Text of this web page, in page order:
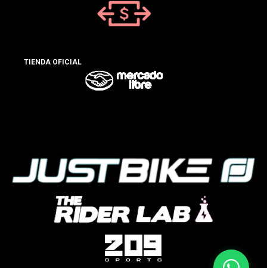
TIENDA OFICIAL